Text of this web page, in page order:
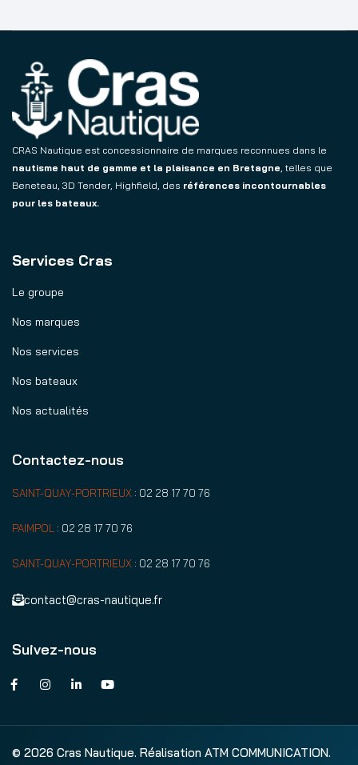
CRAS Nautique est concessionnaire de marques reconnues dans le
nautisme haut de gamme et la plaisance en Bretagne , telles que
Beneteau, 3D Tender, Highfield, des références incontournables
pour les bateaux.
Services Cras
Le groupe
Nos marques
Nos services
Nos bateaux
Nos actualités
Contactez-nous
SAINT-QUAY-PORTRIEUX : 02 28 17 70 76
PAIMPOL : 02 28 17 70 76
SAINT-QUAY-PORTRIEUX : 02 28 17 70 76
contact@cras-nautique.fr
Suivez-nous
© 2026 Cras Nautique. Réalisation ATM COMMUNICATION.